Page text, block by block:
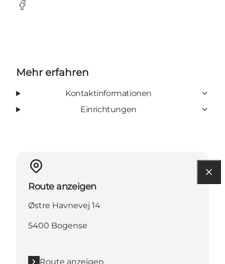
Facebook
Mehr erfahren
Kontaktinformationen
Einrichtungen
Route anzeigen
Østre Havnevej 14
5400 Bogense
Route anzeigen